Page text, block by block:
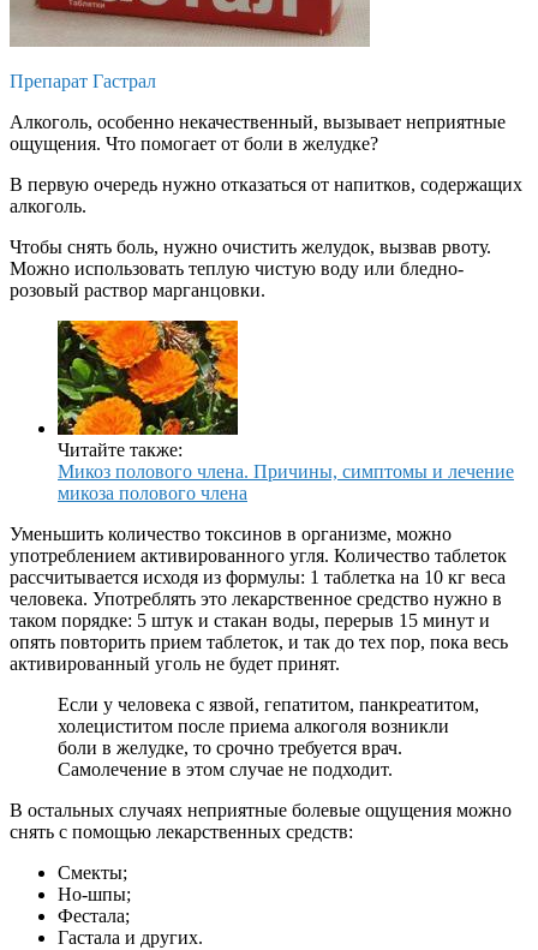
Препарат Гастрал
Алкоголь, особенно некачественный, вызывает неприятные
ощущения. Что помогает от боли в желудке?
В первую очередь нужно отказаться от напитков, содержащих
алкоголь.
Чтобы снять боль, нужно очистить желудок, вызвав рвоту.
Можно использовать теплую чистую воду или бледно-
розовый раствор марганцовки.
Читайте также:
Микоз полового члена. Причины, симптомы и лечение
микоза полового члена
Уменьшить количество токсинов в организме, можно
употреблением активированного угля. Количество таблеток
рассчитывается исходя из формулы: 1 таблетка на 10 кг веса
человека. Употреблять это лекарственное средство нужно в
таком порядке: 5 штук и стакан воды, перерыв 15 минут и
опять повторить прием таблеток, и так до тех пор, пока весь
активированный уголь не будет принят.
Если у человека с язвой, гепатитом, панкреатитом,
холециститом после приема алкоголя возникли
боли в желудке, то срочно требуется врач.
Самолечение в этом случае не подходит.
В остальных случаях неприятные болевые ощущения можно
снять с помощью лекарственных средств:
Смекты;
Но-шпы;
Фестала;
Гастала и других.